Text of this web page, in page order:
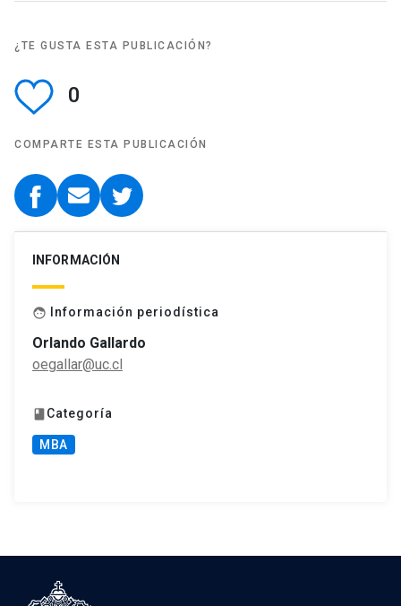
¿TE GUSTA ESTA PUBLICACIÓN?
0
COMPARTE ESTA PUBLICACIÓN
INFORMACIÓN
face Información periodística
Orlando Gallardo
oegallar@uc.cl
book Categoría
MBA